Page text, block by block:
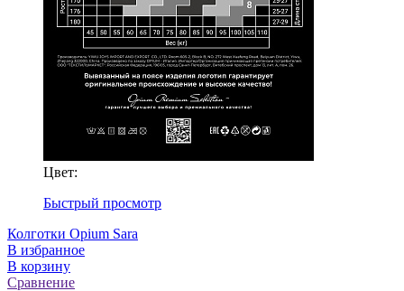
Цвет:
Быстрый просмотр
Колготки Opium Sara
В избранное
В корзину
Сравнение